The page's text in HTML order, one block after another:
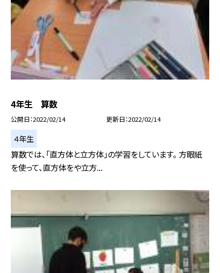
4年生 算数
公開日 2022/02/14 更新日 2022/02/14
４年生
算数では、「直方体と立方体」の学習をしています。 方眼紙
を使って、直方体をや立方...